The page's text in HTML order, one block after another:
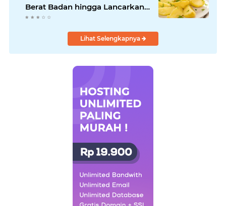
Berat Badan hingga Lancarkan
Pencernaan
Lihat Selengkapnya